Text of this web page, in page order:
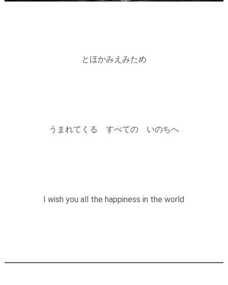
とほかみえみため
うまれてくる すべての いのちへ
I wish you all the happiness in the world